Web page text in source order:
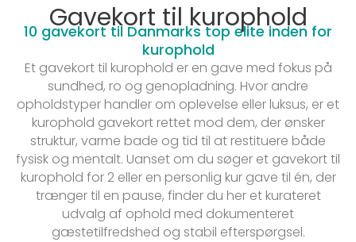
Gavekort til kurophold
10 gavekort til Danmarks top elite inden for
kurophold
Et gavekort til kurophold er en gave med fokus på
sundhed, ro og genopladning. Hvor andre
opholdstyper handler om oplevelse eller luksus, er et
kurophold gavekort rettet mod dem, der ønsker
struktur, varme bade og tid til at restituere både
fysisk og mentalt. Uanset om du søger et gavekort til
kurophold for 2 eller en personlig kur gave til én, der
trænger til en pause, finder du her et kurateret
udvalg af ophold med dokumenteret
gæstetilfredshed og stabil efterspørgsel.